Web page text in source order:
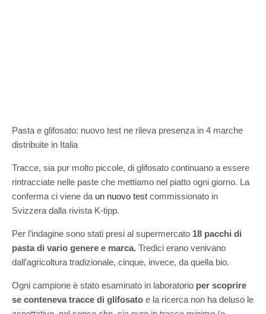
Pasta e glifosato: nuovo test ne rileva presenza in 4 marche
distribuite in Italia
Tracce, sia pur molto piccole, di glifosato continuano a essere
rintracciate nelle paste che mettiamo nel piatto ogni giorno. La
conferma ci viene da un nuovo test commissionato in
Svizzera dalla rivista K-tipp.
Per l’indagine sono stati presi al supermercato 18 pacchi di
pasta di vario genere e marca. Tredici erano venivano
dall’agricoltura tradizionale, cinque, invece, da quella bio.
Ogni campione è stato esaminato in laboratorio per scoprire
se conteneva tracce di glifosato e la ricerca non ha deluso le